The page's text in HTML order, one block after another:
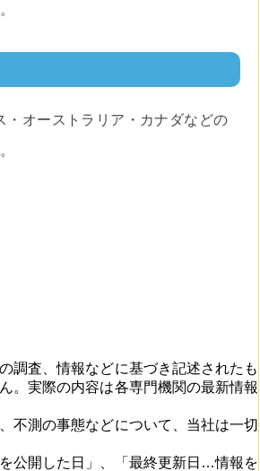
オーストラリア・カナダなどの
調査、情報などに基づき記述されたも
。実際の内容は各専門機関の最新情報
不測の事態などについて、当社は一切
公開した日」、「最終更新日…情報を